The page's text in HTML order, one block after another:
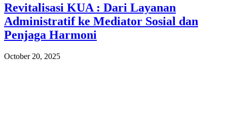
Revitalisasi KUA : Dari Layanan
Administratif ke Mediator Sosial dan
Penjaga Harmoni
October 20, 2025